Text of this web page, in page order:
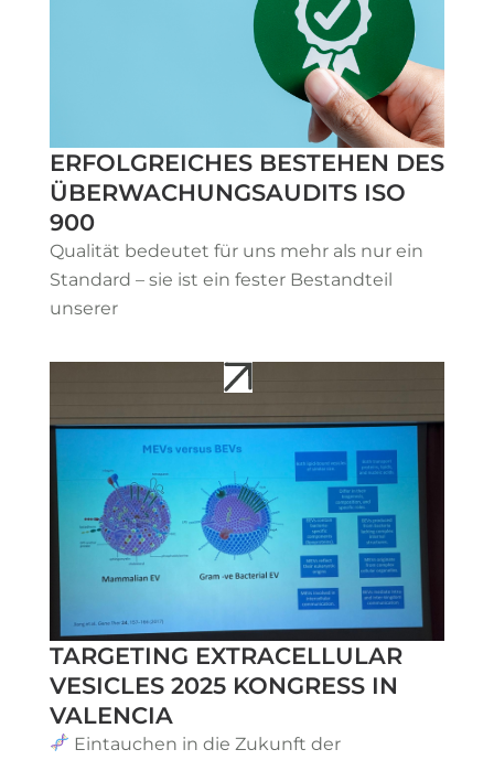
ERFOLGREICHES BESTEHEN DES
ÜBERWACHUNGSAUDITS ISO
900
Qualität bedeutet für uns mehr als nur ein
Standard – sie ist ein fester Bestandteil
unserer
TARGETING EXTRACELLULAR
VESICLES 2025 KONGRESS IN
VALENCIA
Eintauchen in die Zukunft der